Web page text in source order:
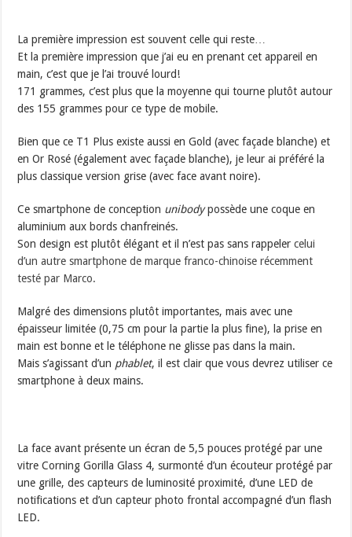
La première impression est souvent celle qui reste…
Et la première impression que j’ai eu en prenant cet appareil en
main, c’est que je l’ai trouvé lourd!
171 grammes, c’est plus que la moyenne qui tourne plutôt autour
des 155 grammes pour ce type de mobile.
Bien que ce T1 Plus existe aussi en Gold (avec façade blanche) et
en Or Rosé (également avec façade blanche), je leur ai préféré la
plus classique version grise (avec face avant noire).
Ce smartphone de conception unibodypossède une coque en
aluminium aux bords chanfreinés.
Son design est plutôt élégant et il n’est pas sans rappelercelui
d’un autre smartphone de marque franco-chinoise récemment
testé par Marco.
Malgré des dimensions plutôt importantes, mais avec une
épaisseur limitée (0,75 cm pour la partie la plus fine), la prise en
main est bonne et le téléphone ne glisse pas dans la main.
Mais s’agissant d’un phablet, il est clair que vous devrez utiliser ce
smartphone à deux mains.
La face avant présente un écran de 5,5 pouces protégé par une
vitre Corning Gorilla Glass 4, surmonté d’un écouteur protégé par
une grille, des capteurs de luminosité proximité, d’une LED de
notifications et d’un capteur photo frontal accompagné d’un flash
LED.